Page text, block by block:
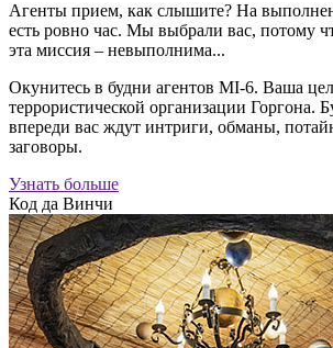
Агенты прием, как слышите? На
есть ровно час. Мы выбрали вас, потому
эта миссия – невыполнима...
Окунитесь в будни агентов MI-6. Ваша
террористической организации Горгона.
впереди вас ждут интриги, обманы,
заговоры.
Узнать больше
Код да Винчи